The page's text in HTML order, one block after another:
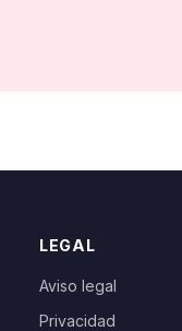
LEGAL
Aviso legal
Privacidad